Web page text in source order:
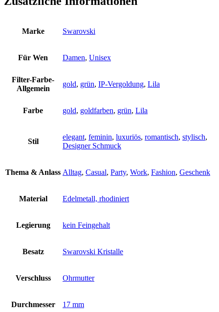
Marke Swarovski
Für Wen Damen, Unisex
Filter-Farbe-
Allgemein
gold, grün, IP-Vergoldung, Lila
Farbe gold, goldfarben, grün, Lila
Stil
elegant, feminin, luxuriös, romantisch, stylisch,
Designer Schmuck
Thema & Anlass Alltag, Casual, Party, Work, Fashion, Geschenk
Material Edelmetall, rhodiniert
Legierung kein Feingehalt
Besatz Swarovski Kristalle
Verschluss Ohrmutter
Durchmesser 17 mm